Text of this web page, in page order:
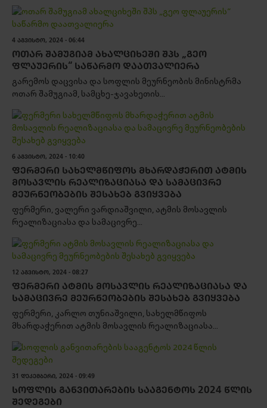
4 ᲐᲒᲕᲘᲡᲢᲝ, 2024 - 06:44
ᲝᲗᲐᲠ ᲨᲐᲛᲣᲒᲘᲐᲛ ᲐᲮᲐᲚᲪᲘᲮᲔᲨᲘ ᲨᲞᲡ „ᲒᲔᲝ
ᲤᲚᲐᲣᲔᲠᲘᲡ“ ᲡᲐᲬᲐᲠᲛᲝ ᲓᲐᲐᲗᲕᲐᲚᲘᲔᲠᲐ
გარემოს დაცვისა და სოფლის მეურნეობის მინისტრმა
ოთარ შამუგიამ, სამცხე-ჯავახეთის...
6 ᲐᲒᲕᲘᲡᲢᲝ, 2024 - 10:40
ᲤᲔᲠᲛᲔᲠᲘ ᲡᲐᲮᲔᲚᲛᲬᲘᲤᲝᲡ ᲛᲮᲐᲠᲓᲐᲭᲔᲠᲘᲗ ᲐᲢᲛᲘᲡ
ᲛᲝᲡᲐᲕᲚᲘᲡ ᲠᲔᲐᲚᲘᲖᲐᲪᲘᲐᲡᲐ ᲓᲐ ᲡᲐᲛᲐᲪᲘᲕᲠᲔ
ᲛᲔᲣᲠᲜᲔᲝᲑᲔᲑᲘᲡ ᲨᲔᲡᲐᲮᲔᲑ ᲒᲕᲘᲧᲕᲔᲑᲐ
ფერმერი, ვალერი ვარდიაშვილი, ატმის მოსავლის
რეალიზაციასა და სამაცივრე...
12 ᲐᲒᲕᲘᲡᲢᲝ, 2024 - 08:27
ᲤᲔᲠᲛᲔᲠᲘ ᲐᲢᲛᲘᲡ ᲛᲝᲡᲐᲕᲚᲘᲡ ᲠᲔᲐᲚᲘᲖᲐᲪᲘᲐᲡᲐ ᲓᲐ
ᲡᲐᲛᲐᲪᲘᲕᲠᲔ ᲛᲔᲣᲠᲜᲔᲝᲑᲔᲑᲘᲡ ᲨᲔᲡᲐᲮᲔᲑ ᲒᲕᲘᲧᲕᲔᲑᲐ
ფერმერი, კარლო თუნიაშვილი, სახელმწიფოს
მხარდაჭერით ატმის მოსავლის რეალიზაციასა...
31 ᲓᲔᲙᲔᲛᲑᲔᲠᲘ, 2024 - 09:49
ᲡᲝᲤᲚᲘᲡ ᲒᲐᲜᲕᲘᲗᲐᲠᲔᲑᲘᲡ ᲡᲐᲐᲒᲔᲜᲢᲝᲡ 2024 ᲬᲚᲘᲡ
ᲨᲔᲓᲔᲒᲔᲑᲘ